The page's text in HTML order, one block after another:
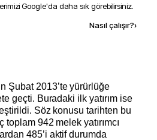
Google'da daha sık görebilirsiniz.
Nasıl çalışır?›
Şubat 2013’te yürürlüğe
geçti. Buradaki ilk yatırım ise
Söz konusu tarihten bu
942 melek yatırımcı
485’i aktif durumda